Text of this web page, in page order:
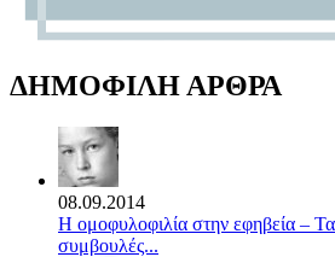
ΔΗΜΟΦΙΛΗ ΑΡΘΡΑ
08.09.2014
Η ομοφυλοφιλία στην εφηβεία –
συμβουλές...